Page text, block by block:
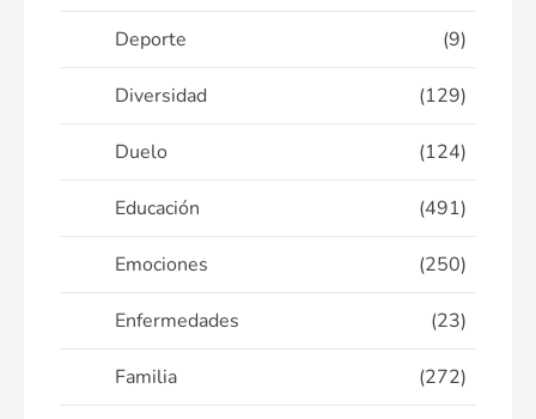
Deporte (9)
Diversidad (129)
Duelo (124)
Educación (491)
Emociones (250)
Enfermedades (23)
Familia (272)